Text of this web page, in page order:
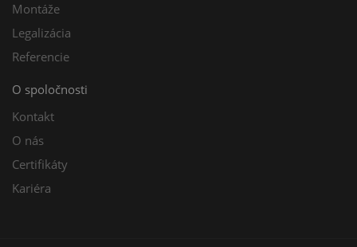
Montáže
Legalizácia
Referencie
O spoločnosti
Kontakt
O nás
Certifikáty
Kariéra